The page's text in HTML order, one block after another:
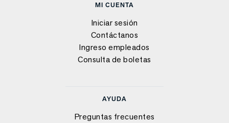
MI CUENTA
Iniciar sesión
Contáctanos
Ingreso empleados
Consulta de boletas
AYUDA
Preguntas frecuentes